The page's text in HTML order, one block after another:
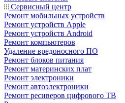
Сервисный центр
Ремонт мобильных устройств
Ремонт устройств Apple
Ремонт устройств Android
Ремонт компьютеров
Удаление вредоносного ПО
Ремонт блоков питания
Ремонт материнских плат
Ремонт электроники
Ремонт автоэлектроники
Ремонт ресиверов цифрового ТВ